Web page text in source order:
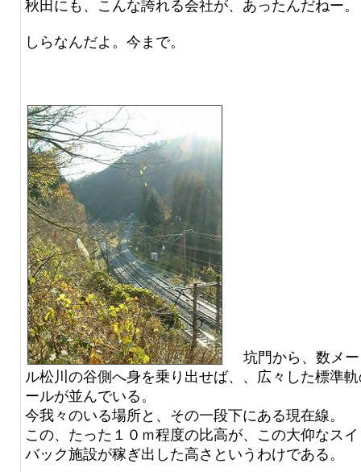
秋田にも、こんな誇れる会社が、あったんだねー。
しらなんだよ。今まで。
坑門から、数メ
ル松川の谷側へ身を乗り出せば、、広々した標準
ールが並んでいる。
今我々のいる場所と、その一段下にある現在線。
この、たった１０ｍ程度の比高が、この大仰なス
バック施設が稼ぎ出した高さというわけである。